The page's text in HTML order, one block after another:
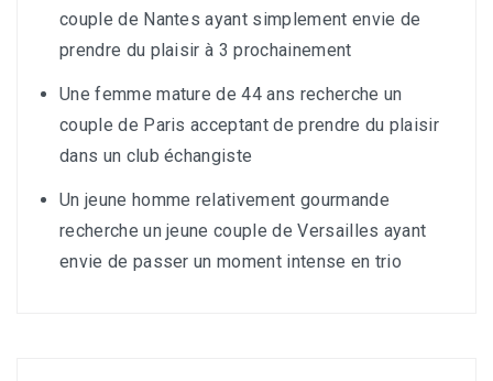
couple de Nantes ayant simplement envie de
prendre du plaisir à 3 prochainement
Une femme mature de 44 ans recherche un
couple de Paris acceptant de prendre du plaisir
dans un club échangiste
Un jeune homme relativement gourmande
recherche un jeune couple de Versailles ayant
envie de passer un moment intense en trio